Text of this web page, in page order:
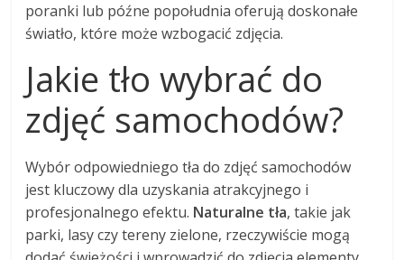
poranki lub późne popołudnia oferują doskonałe
światło, które może wzbogacić zdjęcia.
Jakie tło wybrać do
zdjęć samochodów?
Wybór odpowiedniego tła do zdjęć samochodów
jest kluczowy dla uzyskania atrakcyjnego i
profesjonalnego efektu. Naturalne tła, takie jak
parki, lasy czy tereny zielone, rzeczywiście mogą